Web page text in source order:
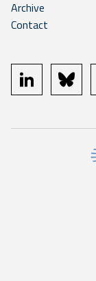
Archive
Contact
linkedin bluesky